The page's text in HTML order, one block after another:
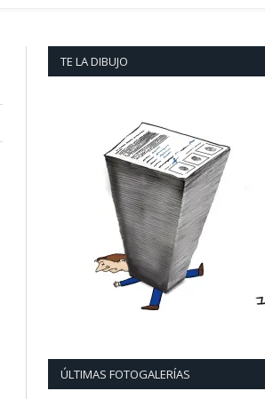
TE LA DIBUJO
ÚLTIMAS FOTOGALERÍAS